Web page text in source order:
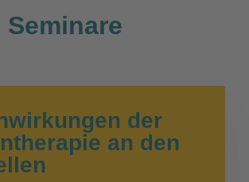
der
an den